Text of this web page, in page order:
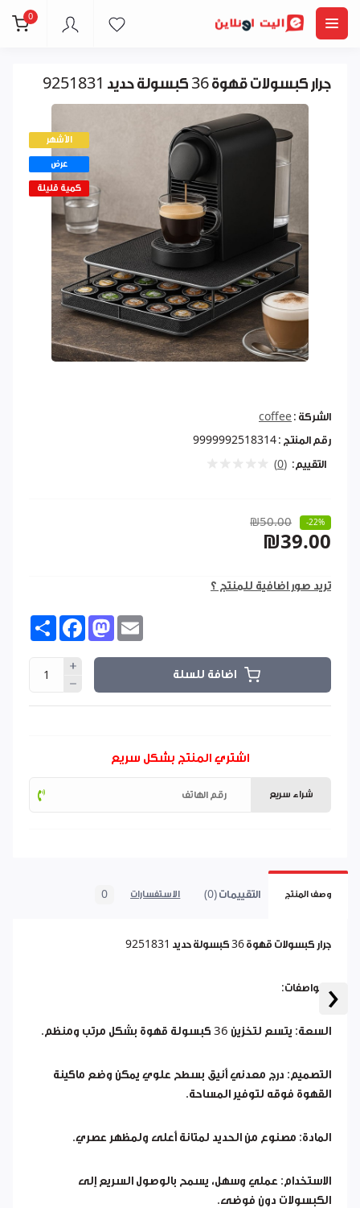
0
‹
جرار كبسولات قهوة 36 كبسولة حديد 9251831
الأشهر
عرض
كمية قليلة
الشركة : coffee
رقم المنتج : 9999992518314
التقييم: (0)
₪50.00 -22%
₪39.00
تريد صور اضافية للمنتج ؟
Share FacebookMastodon
اضافة للسلة
اشتري المنتج بشكل سريع
شراء سريع
وصف المنتج التقييمات (0) الاستفسارات 0
جرار كبسولات قهوة 36 كبسولة حديد 9251831
المواصفات:
السعة: يتسع لتخزين 36 كبسولة قهوة بشكل مرتب ومنظم.
التصميم: درج معدني أنيق بسطح علوي يمكن وضع ماكينة
القهوة فوقه لتوفير المساحة.
المادة: مصنوع من الحديد لمتانة أعلى ولمظهر عصري.
الاستخدام: عملي وسهل، يسمح بالوصول السريع إلى
الكبسولات دون فوضى.